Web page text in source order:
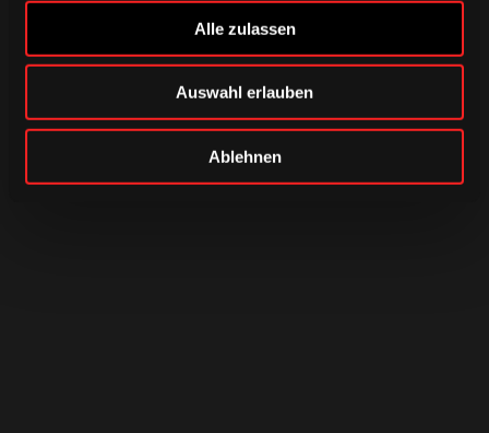
Alle zulassen
Auswahl erlauben
Ablehnen